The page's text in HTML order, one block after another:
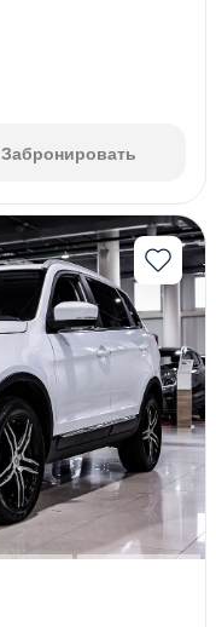
(3)
(1)
(1)
(1)
Забронировать